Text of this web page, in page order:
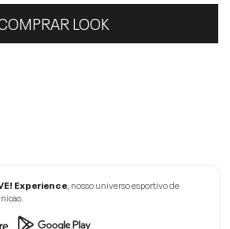
LOOK
Experience, nosso universo esportivo de